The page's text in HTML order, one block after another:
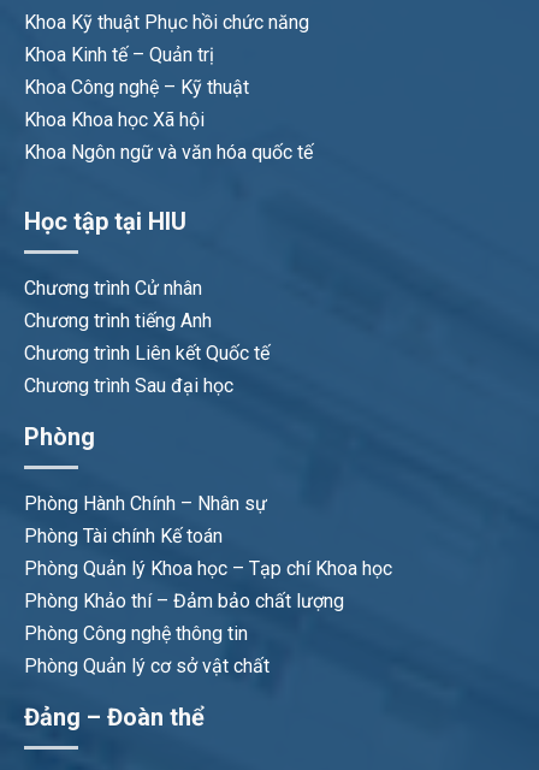
Khoa Kỹ thuật Phục hồi chức năng
Khoa Kinh tế – Quản trị
Khoa Công nghệ – Kỹ thuật
Khoa Khoa học Xã hội
Khoa Ngôn ngữ và văn hóa quốc tế
Học tập tại HIU
Chương trình Cử nhân
Chương trình tiếng Anh
Chương trình Liên kết Quốc tế
Chương trình Sau đại học
Phòng
Phòng Hành Chính – Nhân sự
Phòng Tài chính Kế toán
Phòng Quản lý Khoa học – Tạp chí Khoa học
Phòng Khảo thí – Đảm bảo chất lượng
Phòng Công nghệ thông tin
Phòng Quản lý cơ sở vật chất
Đảng – Đoàn thể